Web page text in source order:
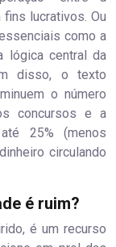
lucrativos. Ou
como a
lógica central da
disso, o texto
o número
concursos e a
25% (menos
circulando
é ruim?
é um recurso